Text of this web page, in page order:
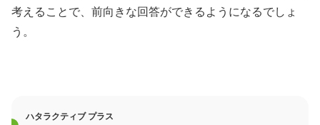
考えることで、前向きな回答ができるようになるでしょ
う。
ハタラクティブ プラス